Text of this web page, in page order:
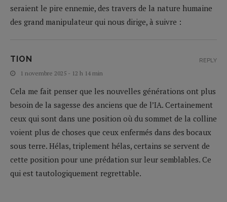
seraient le pire ennemie, des travers de la nature humaine
des grand manipulateur qui nous dirige, à suivre :
TION
1 novembre 2025 - 12 h 14 min
Cela me fait penser que les nouvelles générations ont plus
besoin de la sagesse des anciens que de l’IA. Certainement
ceux qui sont dans une position où du sommet de la colline
voient plus de choses que ceux enfermés dans des bocaux
sous terre. Hélas, triplement hélas, certains se servent de
cette position pour une prédation sur leur semblables. Ce
qui est tautologiquement regrettable.
REPLY